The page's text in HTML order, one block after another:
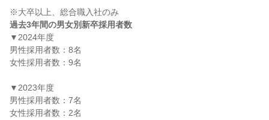
過去3年間の男女別新卒採用者数
▼2024年度
男性採用者数：8名
女性採用者数：9名
▼2023年度
男性採用者数：7名
女性採用者数：2名